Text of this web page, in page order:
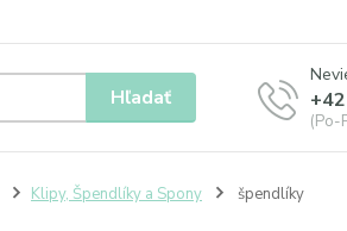
Hľadať
(Po-
Klipy, Špendlíky a Spony špendlíky